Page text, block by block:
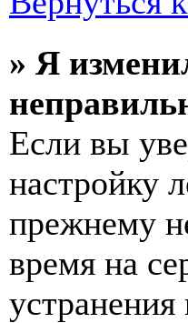
» Я
Если вы
настройку
прежнему
время на